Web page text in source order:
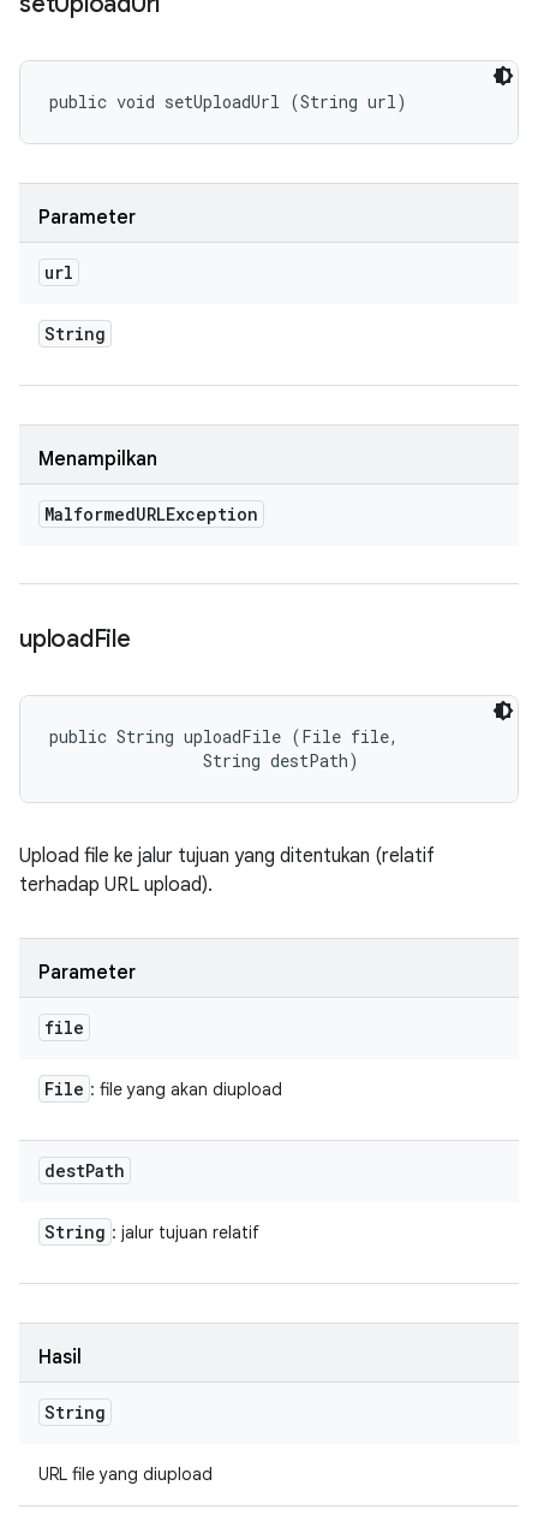
public void setUploadUrl (String url)
Parameter
url
String
Menampilkan
MalformedURLException
uploadFile
public String uploadFile (File file,
                String destPath)
Upload file ke jalur tujuan yang ditentukan (relatif
terhadap URL upload).
Parameter
file
File : file yang akan diupload
destPath
String : jalur tujuan relatif
Hasil
String
URL file yang diupload